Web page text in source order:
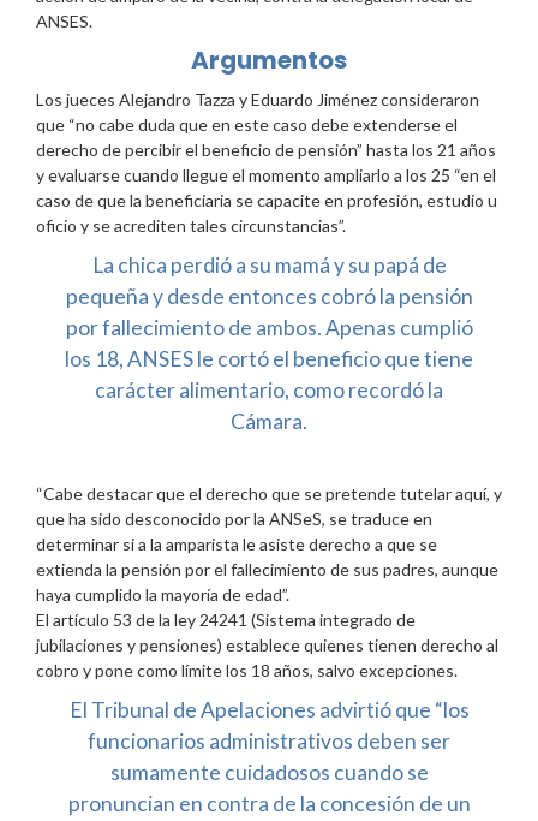
ANSES.
Argumentos
Los jueces Alejandro Tazza y Eduardo Jiménez consideraron
que “no cabe duda que en este caso debe extenderse el
derecho de percibir el beneficio de pensión” hasta los 21 años
y evaluarse cuando llegue el momento ampliarlo a los 25 “en el
caso de que la beneficiaria se capacite en profesión, estudio u
oficio y se acrediten tales circunstancias”.
La chica perdió a su mamá y su papá de
pequeña y desde entonces cobró la pensión
por fallecimiento de ambos. Apenas cumplió
los 18, ANSES le cortó el beneficio que tiene
carácter alimentario, como recordó la
Cámara.
“Cabe destacar que el derecho que se pretende tutelar aquí, y
que ha sido desconocido por la ANSeS, se traduce en
determinar si a la amparista le asiste derecho a que se
extienda la pensión por el fallecimiento de sus padres, aunque
haya cumplido la mayoría de edad”.
El artículo 53 de la ley 24241 (Sistema integrado de
jubilaciones y pensiones) establece quienes tienen derecho al
cobro y pone como límite los 18 años, salvo excepciones.
El Tribunal de Apelaciones advirtió que “los
funcionarios administrativos deben ser
sumamente cuidadosos cuando se
pronuncian en contra de la concesión de un